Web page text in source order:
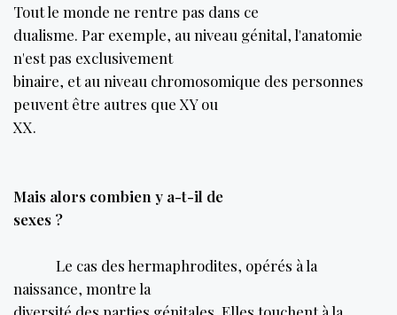
Tout le monde ne rentre pas dans ce
dualisme. Par exemple, au niveau génital, l'anatomie
n'est pas exclusivement
binaire, et au niveau chromosomique des personnes
peuvent être autres que XY ou
XX.
Mais alors combien y a-t-il de
sexes ?
Le cas des hermaphrodites, opérés à la
naissance, montre la